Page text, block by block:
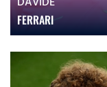
FERRARI